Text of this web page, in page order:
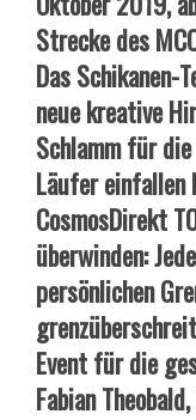
Strecke des
Das Schikanen-
neue kreative
Schlamm für
Läufer einfallen
CosmosDirekt
überwinden:
persönlichen
Event für die
Fabian